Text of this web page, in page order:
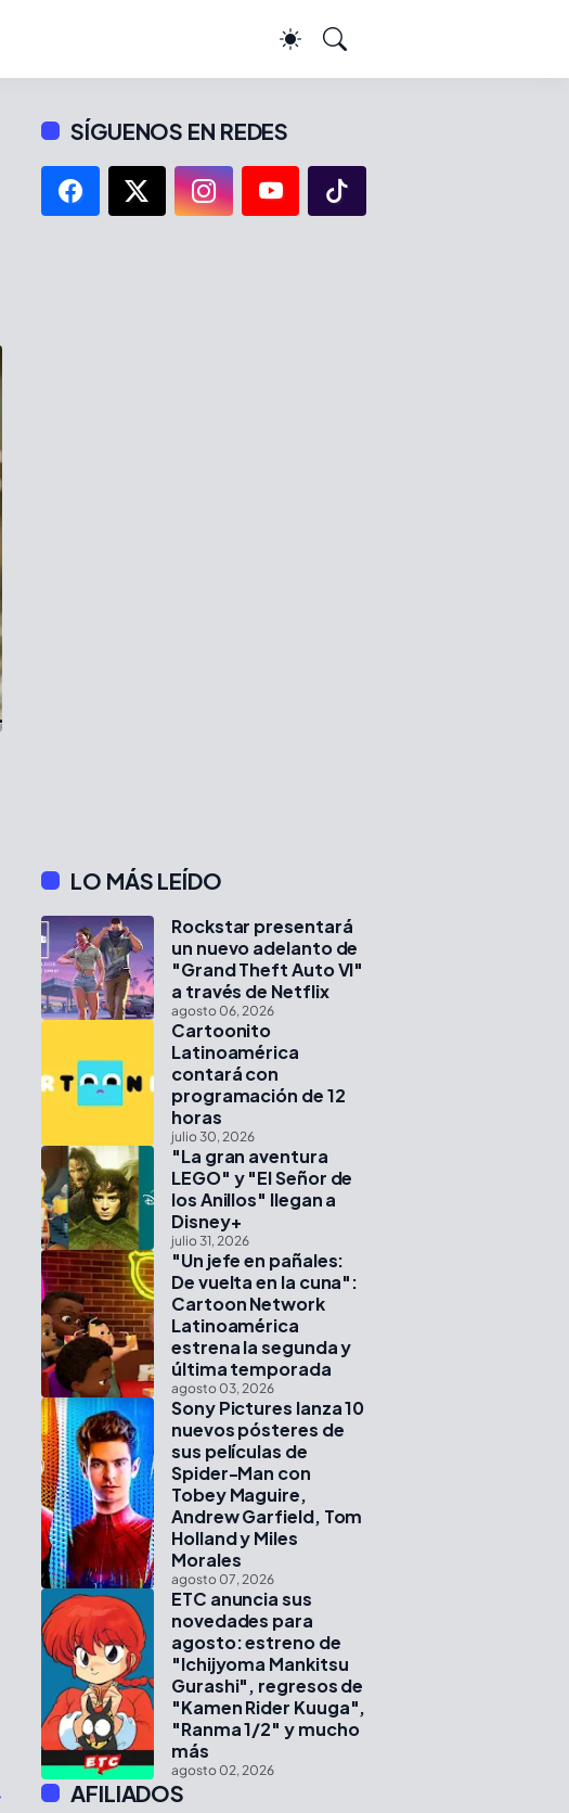
SÍGUENOS EN REDES
LO MÁS LEÍDO
Rockstar presentará
un nuevo adelanto de
"Grand Theft Auto VI"
a través de Netflix
agosto 06, 2026
Cartoonito
Latinoamérica
contará con
programación de 12
horas
julio 30, 2026
"La gran aventura
LEGO" y "El Señor de
los Anillos" llegan a
Disney+
julio 31, 2026
"Un jefe en pañales:
De vuelta en la cuna":
Cartoon Network
Latinoamérica
estrena la segunda y
última temporada
agosto 03, 2026
Sony Pictures lanza 10
nuevos pósteres de
sus películas de
Spider-Man con
Tobey Maguire,
Andrew Garfield, Tom
Holland y Miles
Morales
agosto 07, 2026
ETC anuncia sus
novedades para
agosto: estreno de
"Ichijyoma Mankitsu
Gurashi", regresos de
"Kamen Rider Kuuga",
"Ranma 1/2" y mucho
más
agosto 02, 2026
AFILIADOS